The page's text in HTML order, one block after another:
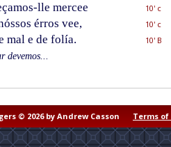
lle mercee
10' c
érros vee,
10' c
mal e de folía.
10' B
devemos...
© 2026 by Andrew Casson Terms of